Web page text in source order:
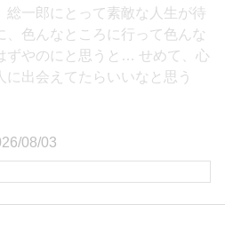
総一郎にとって素敵な人生が待
、色んなところに行って色んな
ずやのにと思うと… せめて、心
に出会えてたらいいなと思う
08/03